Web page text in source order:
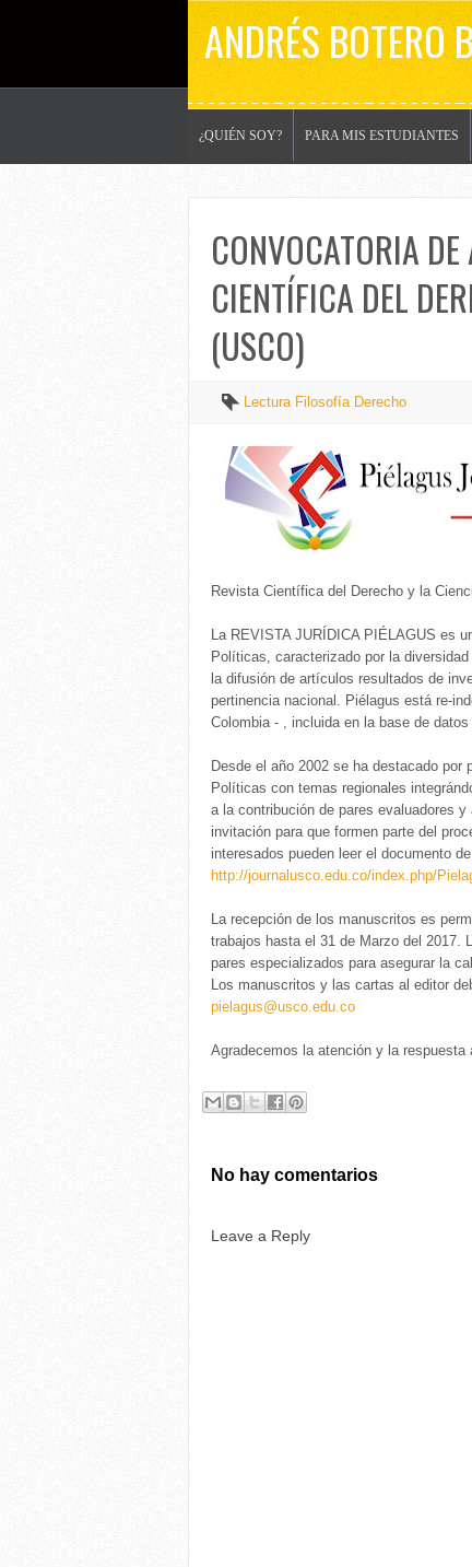
ANDRÉS BOTERO
¿QUIÉN SOY? PARA MIS ESTUDIANTES
CONVOCATORIA
CIENTÍFICA DEL
(USCO)
Lectura Filosofía Derecho
Revista Científica del Derecho y la
La REVISTA JURÍDICA PIÉLAGUS es
Políticas, caracterizado por la
la difusión de artículos resultados de
pertinencia nacional. Piélagus está re-
Colombia - , incluida en la base de
Desde el año 2002 se ha destacado
Políticas con temas regionales
a la contribución de pares evaluadores
invitación para que formen parte del
interesados pueden leer el documento
http://journalusco.edu.co/index.php/
La recepción de los manuscritos es
trabajos hasta el 31 de Marzo del 2017.
pares especializados para asegurar la
Los manuscritos y las cartas al editor
pielagus@usco.edu.co
Agradecemos la atención y la respuesta
No hay comentarios
Leave a Reply